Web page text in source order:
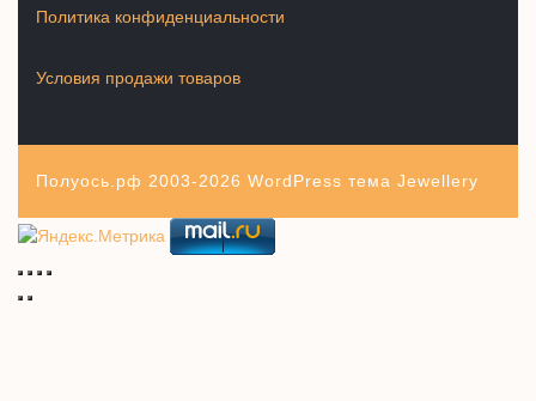
Условия продажи товаров
Политика конфиденциальности
Полуось.рф 2003-2026 WordPress тема Jewellery